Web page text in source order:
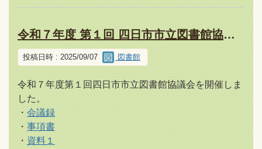
令和７年度 第１回 四日市市立図書館協議会について（報告）
投稿日時 : 2025/09/07 図書館
令和７年度第１回四日市市立図書館協議会を開催しま
した。
・ 会議録
・ 事項書
・ 資料１